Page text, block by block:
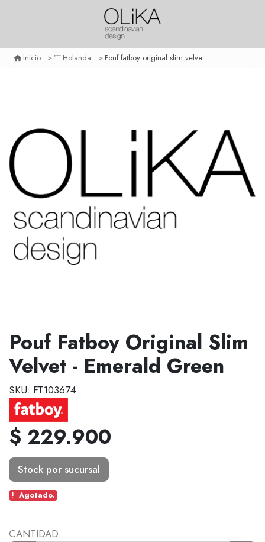
Inicio Holanda Pouf fatboy original slim velvet - emerald green
Pouf Fatboy Original Slim
Velvet - Emerald Green
SKU: FT103674
$ 229.900
Stock por sucursal
Agotado.
CANTIDAD